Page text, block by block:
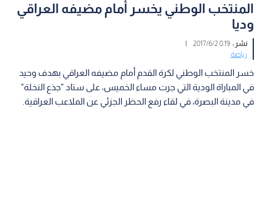
المنتخب الوطني يخسر أمام مضيفه العراقي
وديا
نشر :0:19 2017/6/2
|
رياضة
خسر المنتخب الوطني لكرة القدم أمام مضيفه العراقي بهدف وحيد
في المباراة الودية التي جرت مساء الخميس، على ستاد "جذع النخلة"
في مدينة البصرة، في لقاء رفع الحظر الجزئي عن الملاعب العراقية.